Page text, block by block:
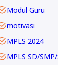
Modul Guru
motivasi
MPLS 2024